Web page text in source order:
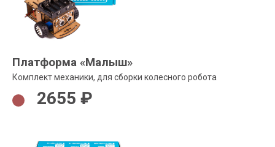
Платформа «Малыш»
Комплект механики, для сборки колесного робота
2655 ₽